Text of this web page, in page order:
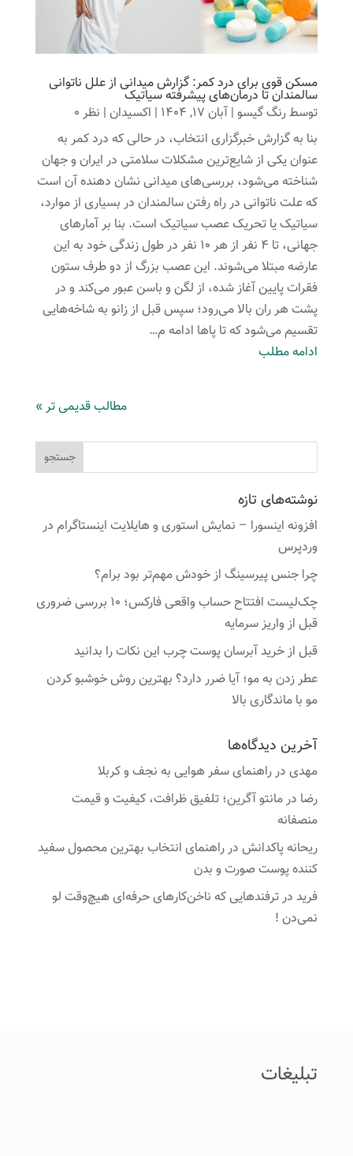
مسکن قوی برای درد کمر: گزارش میدانی از علل ناتوانی
سالمندان تا درمان‌های پیشرفته سیاتیک
توسطرنگ گیسو| آبان 17, 1404 | اکسیدان| نظر 0
بنا به گزارش خبرگزاری انتخاب، در حالی که درد کمر به
عنوان یکی از شایع‌ترین مشکلات سلامتی در ایران و جهان
شناخته می‌شود، بررسی‌های میدانی نشان دهنده آن است
که علت ناتوانی در راه رفتن سالمندان در بسیاری از موارد،
سیاتیک یا تحریک عصب سیاتیک است. بنا بر آمارهای
جهانی، تا ۴ نفر از هر ۱۰ نفر در طول زندگی خود به این
عارضه مبتلا می‌شوند. این عصب بزرگ از دو طرف ستون
فقرات پایین آغاز شده، از لگن و باسن عبور می‌کند و در
پشت هر ران بالا می‌رود؛ سپس قبل از زانو به شاخه‌هایی
تقسیم می‌شود که تا پاها ادامه م…
ادامه مطلب
مطالب قدیمی تر »
نوشته‌های تازه
افزونه اینسورا – نمایش استوری و هایلایت اینستاگرام در
وردپرس
چرا جنس پیرسینگ از خودش مهم‌تر بود برام؟
چک‌لیست افتتاح حساب واقعی فارکس؛ ۱۰ بررسی ضروری
قبل از واریز سرمایه
قبل از خرید آبرسان پوست چرب این نکات را بدانید
عطر زدن به مو؛ آیا ضرر دارد؟ بهترین روش خوشبو کردن
مو با ماندگاری بالا
آخرین دیدگاه‌ها
مهدیدرراهنمای سفر هوایی به نجف و کربلا
رضا درمانتو آگرین؛ تلفیق ظرافت، کیفیت و قیمت
منصفانه
ریحانه پاکدانشدرراهنمای انتخاب بهترین محصول سفید
کننده پوست صورت و بدن
فریددرترفندهایی که ناخن‌کارهای حرفه‌ای هیچ‌وقت لو
نمی‌دن !
تبلیغات